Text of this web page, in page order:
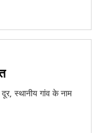
दूर, स्थानीय गांव के नाम